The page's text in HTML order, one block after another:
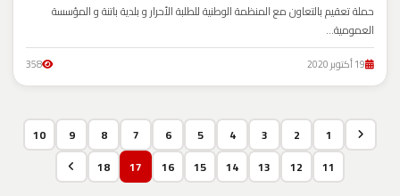
حملة تعقيم بالتعاون مع المنظمة الوطنية للطلبة الأحرار و بلدية باتنة و المؤسسة
العمومية...
19 أكتوبر 2020 358
1
2
3
4
5
6
7
8
9
10
11
12
13
14
15
16
17
18